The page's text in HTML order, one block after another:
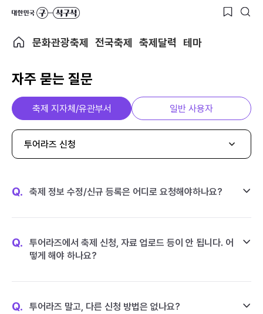
문화관광축제 전국축제 축제달력 테마
자주 묻는 질문
축제 지자체/유관부서 일반 사용자
투어라즈 신청
Q. 축제 정보 수정/신규 등록은 어디로 요청해야하나요?
Q.
투어라즈에서 축제 신청, 자료 업로드 등이 안 됩니다. 어
떻게 해야 하나요?
Q. 투어라즈 말고, 다른 신청 방법은 없나요?